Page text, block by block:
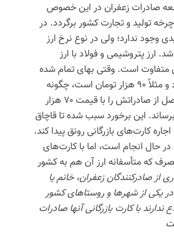
صادرات زعفران در این خصوص
تولید و تجارت کشور برگردد. در
وجود ندارد؛ ولی در نوع نرخ ارز
ارز پتروشیمی و فولاد با ارز
متفاوت است. وقتی بهای تمام شده
کالا با نرخ ارز آزاد و مثلاً ۹۰ هزار تومان است، چگونه
صادرکننده ارز حاصل از صادراتش را با قیمت ۷۰ هزار
این برخورد سبب شده تا قاچاق
کارت‌های بازرگانی رونق پیدا کند.
در حال انجام است، اما با کارت‌های
که متأسفانه ارز آن هم به کشور
از صادرکنندگان زعفران، خانم یا
یکی از شهرها و روستاهای کشور
با کارت بازرگانی آنها صادرات